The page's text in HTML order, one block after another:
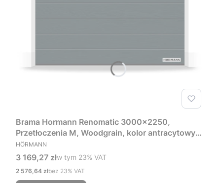
Brama Hormann Renomatic 3000x2250,
Przetłoczenia M, Woodgrain, kolor antracytowy
RAL 7016 + Prowadzenie Z
PRODUCENT
HÖRMANN
Cena brutto
3 169,27 złw tym %s VAT
w tym 23% VAT
Cena netto
2 576,64 złbez 23% VAT